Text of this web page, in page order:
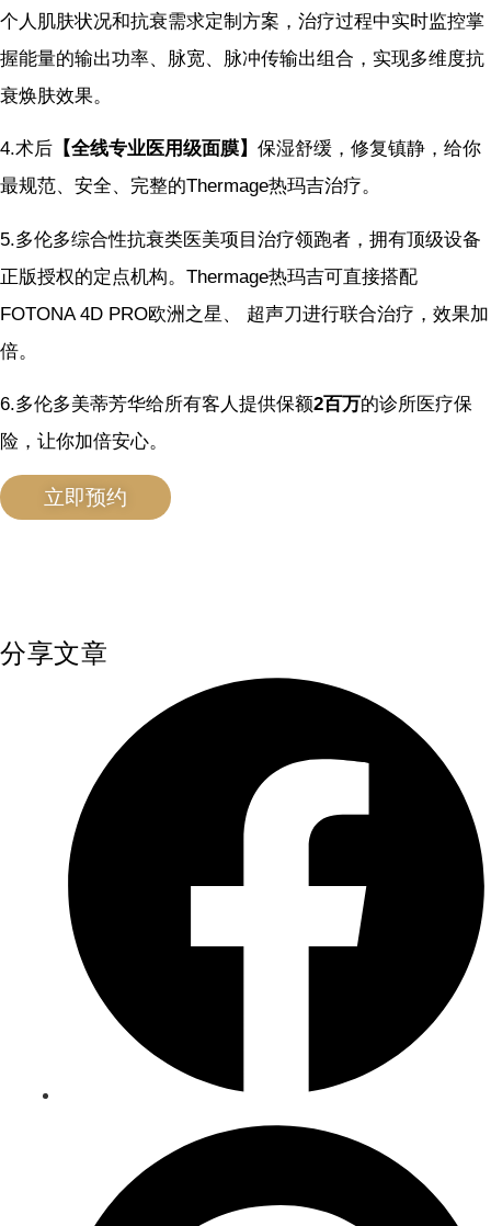
个人肌肤状况和抗衰需求定制方案，治疗过程中实时监控掌
握能量的输出功率、脉宽、脉冲传输出组合，实现多维度抗
衰焕肤效果。
4.术后 【全线专业医用级面膜】 保湿舒缓，修复镇静，给你
最规范、安全、完整的Thermage热玛吉治疗。
5.多伦多综合性抗衰类医美项目治疗领跑者，拥有顶级设备
正版授权的定点机构。Thermage热玛吉可直接搭配
FOTONA 4D PRO欧洲之星、 超声刀进行联合治疗，效果加
倍。
6.多伦多美蒂芳华给所有客人提供保额2百万的诊所医疗保
险，让你加倍安心。
立即预约
分享文章